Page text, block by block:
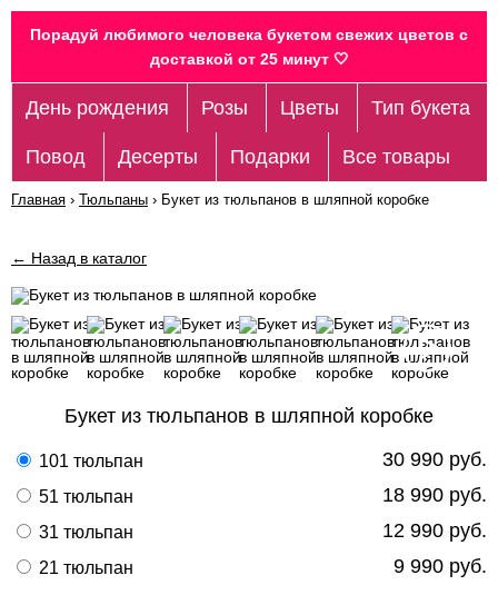
Порадуй любимого человека букетом свежих цветов c
доставкой от 25 минут 🤍
День рождения Розы Цветы Тип букета
Повод Десерты Подарки Все товары
Главная › Тюльпаны › Букет из тюльпанов в шляпной коробке
← Назад в каталог
Букет из тюльпанов в шляпной коробке
101 тюльпан 30 990 руб.
51 тюльпан 18 990 руб.
31 тюльпан 12 990 руб.
21 тюльпан 9 990 руб.